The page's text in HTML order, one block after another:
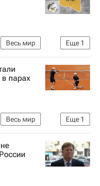
Еще 1
Весь мир
парах
Еще 1
Весь мир